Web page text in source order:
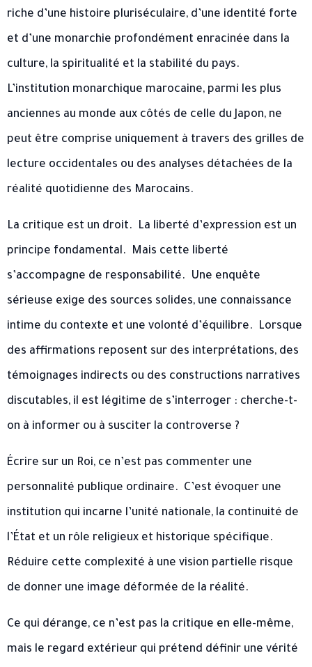
riche d’une histoire pluriséculaire, d’une identité forte
et d’une monarchie profondément enracinée dans la
culture, la spiritualité et la stabilité du pays. ​
L’institution monarchique marocaine, parmi les plus
anciennes au monde aux côtés de celle du Japon, ne
peut être comprise uniquement à travers des grilles de
lecture occidentales ou des analyses détachées de la
réalité quotidienne des Marocains. ​
La critique est un droit. ​ La liberté d’expression est un
principe fondamental. ​ Mais cette liberté
s’accompagne de responsabilité. ​ Une enquête
sérieuse exige des sources solides, une connaissance
intime du contexte et une volonté d’équilibre. ​ Lorsque
des affirmations reposent sur des interprétations, des
témoignages indirects ou des constructions narratives
discutables, il est légitime de s’interroger : cherche-t-
on à informer ou à susciter la controverse ? ​
Écrire sur un Roi, ce n’est pas commenter une
personnalité publique ordinaire. ​ C’est évoquer une
institution qui incarne l’unité nationale, la continuité de
l’État et un rôle religieux et historique spécifique. ​
Réduire cette complexité à une vision partielle risque
de donner une image déformée de la réalité. ​
Ce qui dérange, ce n’est pas la critique en elle-même,
mais le regard extérieur qui prétend définir une vérité